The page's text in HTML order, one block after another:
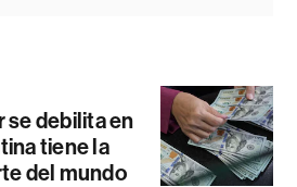
se debilita en
tiene la
del mundo